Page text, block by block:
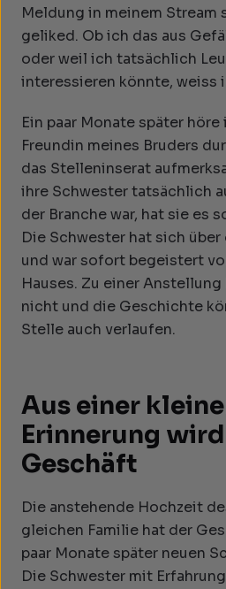
Meldung in meinem Stream
geliked. Ob ich das aus
oder weil ich tatsächlich
interessieren könnte, weiss
Ein paar Monate später
Freundin meines Bruders
das Stelleninserat
ihre Schwester tatsächlich
der Branche war, hat sie es
Die Schwester hat sich
und war sofort begeistert
Hauses. Zu einer Anstellung
nicht und die Geschichte
Stelle auch verlaufen.
Aus einer
Erinnerung
Geschäft
Die anstehende Hochzeit
gleichen Familie hat der
paar Monate später neuen
Die Schwester mit